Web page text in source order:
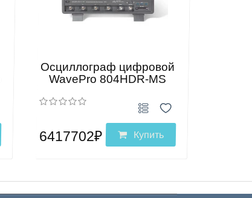
Осциллограф цифровой
WavePro 804HDR-MS
6417702₽ Купить